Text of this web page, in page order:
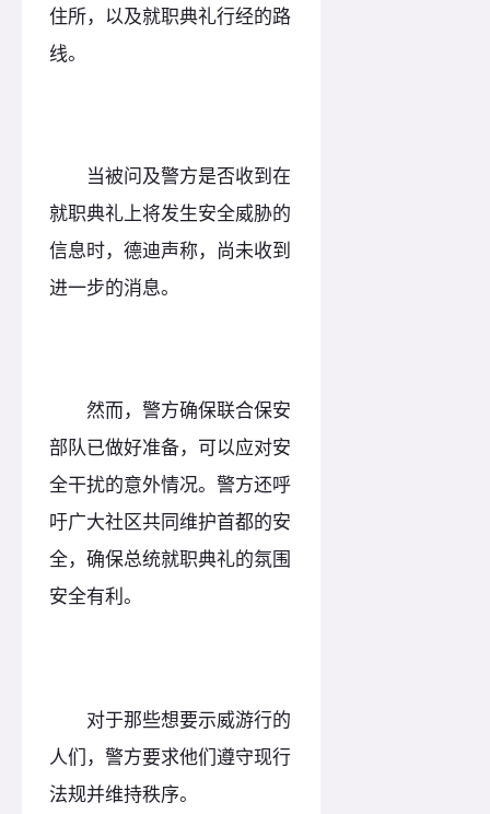
住所，以及就职典礼行经的路
线。
当被问及警方是否收到在
就职典礼上将发生安全威胁的
信息时，德迪声称，尚未收到
进一步的消息。
然而，警方确保联合保安
部队已做好准备，可以应对安
全干扰的意外情况。警方还呼
吁广大社区共同维护首都的安
全，确保总统就职典礼的氛围
安全有利。
对于那些想要示威游行的
人们，警方要求他们遵守现行
法规并维持秩序。